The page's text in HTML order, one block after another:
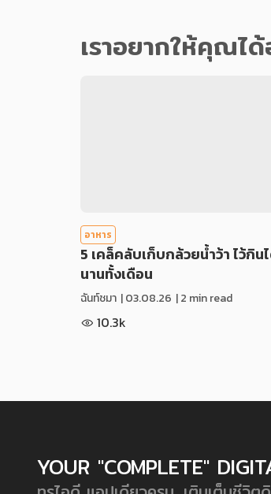
เราอยากให้คุณไ
อาหาร
5 เคล็คลับเก็บกล้วยน้ำว้า ไว้กิน
นานทั้งเดือน
ฉันท์ชมา |03.08.26 | 2 min read
10.3k
YOUR "COMPLETE"